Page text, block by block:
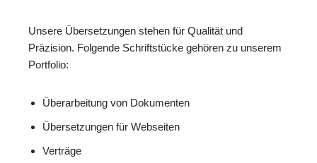
Unsere Übersetzungen stehen für Qualität und
Präzision. Folgende Schriftstücke gehören zu unserem
Portfolio:
Überarbeitung von Dokumenten
Übersetzungen für Webseiten
Verträge